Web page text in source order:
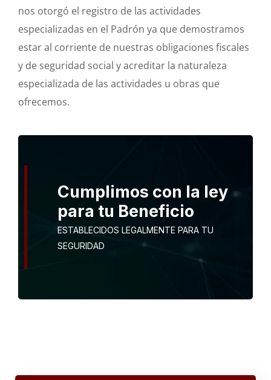
nos otorgó el registro de las actividades
especializadas en el Padrón ya que demostramos
estar al corriente de nuestras obligaciones fiscales
y de seguridad social y acreditar la naturaleza
especializada de las actividades u obras que
ofrecemos.
Cumplimos con la ley
para tu Beneficio
ESTABLECIDOS LEGALMENTE PARA TU
SEGURIDAD